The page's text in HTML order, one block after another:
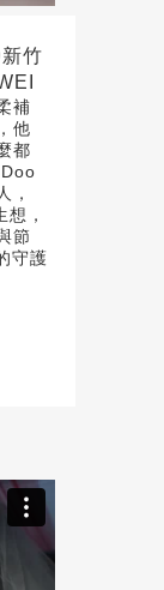
竹
補
他
都
，
，
節
守護